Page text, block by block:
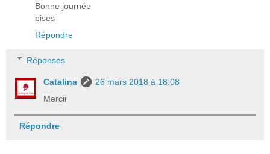
Bonne journée
bises
Répondre
Réponses
Catalina
26 mars 2018 à 18:08
Mercii
Répondre